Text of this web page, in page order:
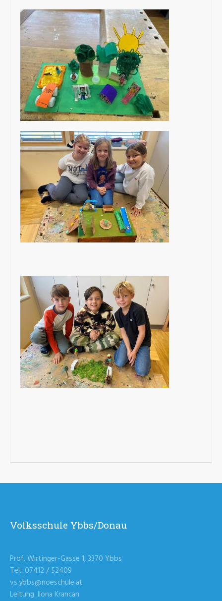
Volksschule Ybbs/Donau
Prof. Wirtinger-Gasse 1, 3370 Ybbs
Tel.: 07412 / 52409
vs.ybbs@noeschule.at
Leitung: Ilona Krancan